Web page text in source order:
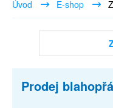
Úvod E-shop
Prodej